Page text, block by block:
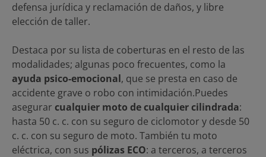
defensa jurídica y reclamación de daños, y libre
elección de taller.
Destaca por su lista de coberturas en el resto de las
modalidades; algunas poco frecuentes, como la
ayuda psico-emocional, que se presta en caso de
accidente grave o robo con intimidación.Puedes
asegurar cualquier moto de cualquier cilindrada:
hasta 50 c. c. con su seguro de ciclomotor y desde 50
c. c. con su seguro de moto. También tu moto
eléctrica, con sus pólizas ECO: a terceros, a terceros